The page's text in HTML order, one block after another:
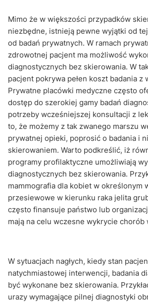
Mimo że w większości przypadków
niezbędne, istnieją pewne wyjątki od
od badań prywatnych. W ramach
zdrowotnej pacjent ma możliwość
diagnostycznych bez skierowania. W
pacjent pokrywa pełen koszt badania z
Prywatne placówki medyczne często
dostęp do szerokiej gamy badań
potrzeby wcześniejszej konsultacji z
to, że możemy z tak zwanego marszu
prywatnej opieki, poprosić o badania i
skierowaniem. Warto podkreślić, iż
programy profilaktyczne umożliwiają
diagnostycznych bez skierowania.
mammografia dla kobiet w określonym
przesiewowe w kierunku raka jelita
często finansuje państwo lub
mają na celu wczesne wykrycie chorób
W sytuacjach nagłych, kiedy stan
natychmiastowej interwencji, badania
być wykonane bez skierowania.
urazy wymagające pilnej diagnostyki